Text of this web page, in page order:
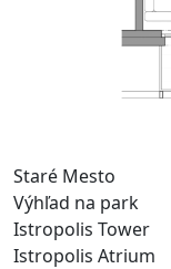
Staré Mesto
Výhľad na park
Istropolis Tower
Istropolis Atrium